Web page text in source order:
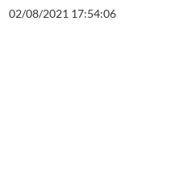
02/08/2021 17:54:06